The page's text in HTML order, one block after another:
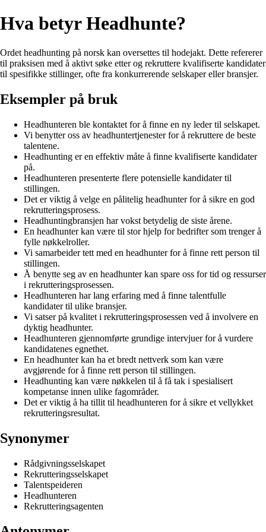
Hva betyr Headhunte?
Ordet headhunting på norsk kan oversettes til hodejakt. Dette refererer
til praksisen med å aktivt søke etter og rekruttere kvalifiserte kandidater
til spesifikke stillinger, ofte fra konkurrerende selskaper eller bransjer.
Eksempler på bruk
Headhunteren ble kontaktet for å finne en ny leder til selskapet.
Vi benytter oss av headhuntertjenester for å rekruttere de beste
talentene.
Headhunting er en effektiv måte å finne kvalifiserte kandidater
på.
Headhunteren presenterte flere potensielle kandidater til
stillingen.
Det er viktig å velge en pålitelig headhunter for å sikre en god
rekrutteringsprosess.
Headhuntingbransjen har vokst betydelig de siste årene.
En headhunter kan være til stor hjelp for bedrifter som trenger å
fylle nøkkelroller.
Vi samarbeider tett med en headhunter for å finne rett person til
stillingen.
Å benytte seg av en headhunter kan spare oss for tid og ressurser
i rekrutteringsprosessen.
Headhunteren har lang erfaring med å finne talentfulle
kandidater til ulike bransjer.
Vi satser på kvalitet i rekrutteringsprosessen ved å involvere en
dyktig headhunter.
Headhunteren gjennomførte grundige intervjuer for å vurdere
kandidatenes egnethet.
En headhunter kan ha et bredt nettverk som kan være
avgjørende for å finne rett person til stillingen.
Headhunting kan være nøkkelen til å få tak i spesialisert
kompetanse innen ulike fagområder.
Det er viktig å ha tillit til headhunteren for å sikre et vellykket
rekrutteringsresultat.
Synonymer
Rådgivningsselskapet
Rekrutteringsselskapet
Talentspeideren
Headhunteren
Rekrutteringsagenten